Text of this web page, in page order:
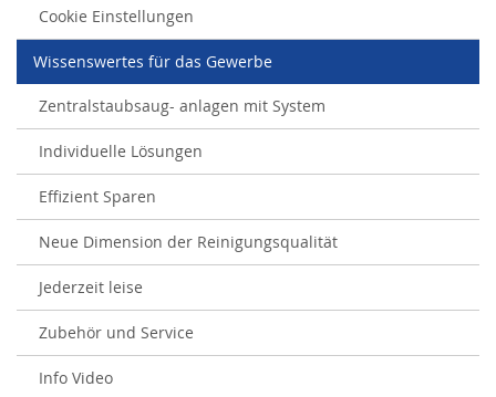
Cookie Einstellungen
Wissenswertes für das Gewerbe
Zentralstaubsaug- anlagen mit System
Individuelle Lösungen
Effizient Sparen
Neue Dimension der Reinigungsqualität
Jederzeit leise
Zubehör und Service
Info Video